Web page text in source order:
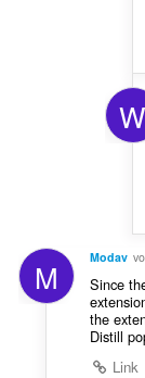
W
M Modav
Since
the
Distill
Link